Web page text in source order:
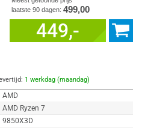
laatste 90 dagen: 499,00
449,-
1 werkdag (maandag)
AMD
AMD Ryzen 7
9850X3D